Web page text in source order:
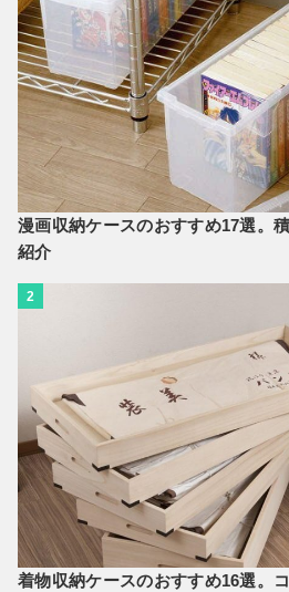
漫画収納ケースのおすすめ17選。
紹介
2
着物収納ケースのおすすめ16選。